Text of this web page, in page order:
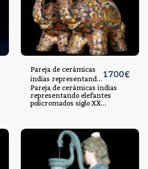
Pareja de cerámicas
indias representando
elefantes
policromados siglo XX
1700€
Pareja de cerámicas indias
representando elefantes
policromados siglo XX
Cerámica policromada, 47 cm